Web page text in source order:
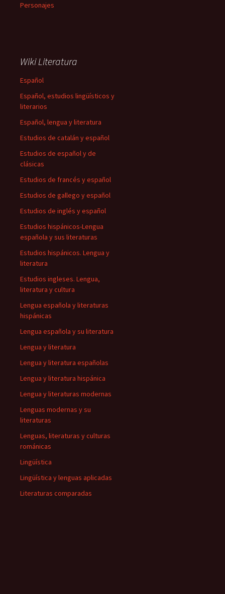
Personajes
Wiki Literatura
Español
Español, estudios lingüísticos y
literarios
Español, lengua y literatura
Estudios de catalán y español
Estudios de español y de
clásicas
Estudios de francés y español
Estudios de gallego y español
Estudios de inglés y español
Estudios hispánicos-Lengua
española y sus literaturas
Estudios hispánicos. Lengua y
literatura
Estudios ingleses. Lengua,
literatura y cultura
Lengua española y literaturas
hispánicas
Lengua española y su literatura
Lengua y literatura
Lengua y literatura españolas
Lengua y literatura hispánica
Lengua y literaturas modernas
Lenguas modernas y su
literaturas
Lenguas, literaturas y culturas
románicas
Lingüística
Lingüística y lenguas aplicadas
Literaturas comparadas